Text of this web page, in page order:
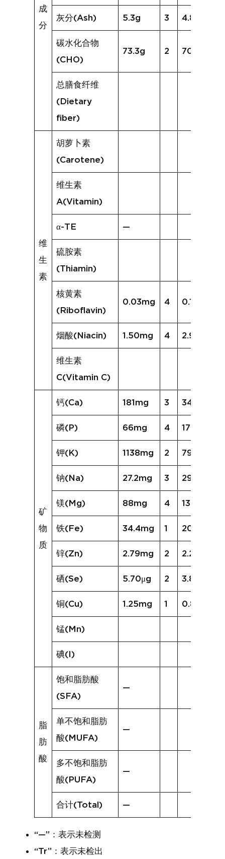
成
分
灰分(Ash) 5.3g 3 4.8g
碳水化合物
(CHO)
73.3g 2 70.0g
总膳食纤维
(Dietary
fiber)
维
生
素
胡萝卜素
(Carotene)
维生素
A(Vitamin)
α-TE —
硫胺素
(Thiamin)
核黄素
(Riboflavin)
0.03mg 4 0.19mg
烟酸(Niacin) 1.50mg 4 2.98mg
维生素
C(Vitamin C)
矿
物
质
钙(Ca) 181mg 3 341mg
磷(P) 66mg 4 177mg
钾(K) 1138mg 2 799mg
钠(Na) 27.2mg 3 29.9mg
镁(Mg) 88mg 4 137mg
铁(Fe) 34.4mg 1 20.1mg
锌(Zn) 2.79mg 2 2.21mg
硒(Se) 5.70μg 2 3.83μg
铜(Cu) 1.25mg 1 0.85mg
锰(Mn)
碘(I)
脂
肪
酸
饱和脂肪酸
(SFA)
—
单不饱和脂肪
酸(MUFA)
—
多不饱和脂肪
酸(PUFA)
—
合计(Total) —
“—”：表示未检测
“Tr”：表示未检出